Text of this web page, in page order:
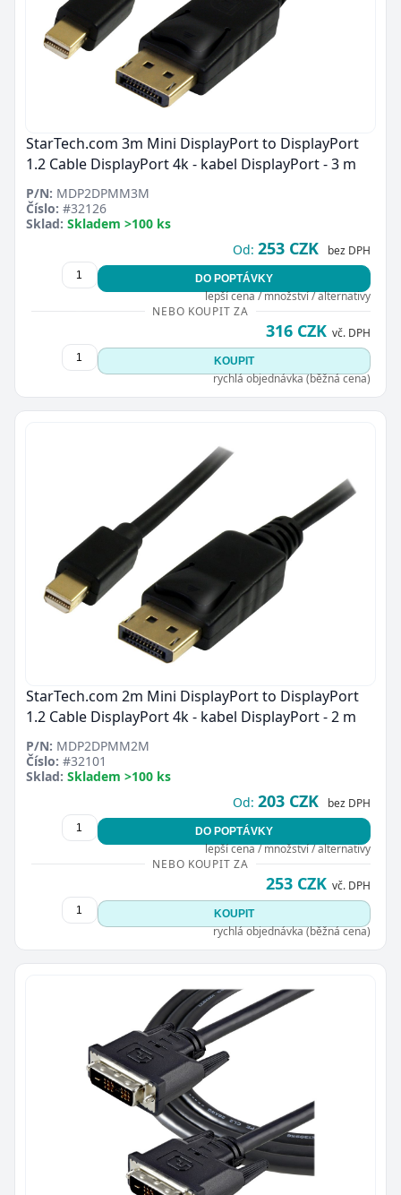
StarTech.com 3m Mini DisplayPort to DisplayPort
1.2 Cable DisplayPort 4k - kabel DisplayPort - 3 m
P/N: MDP2DPMM3M
Číslo: #32126
Sklad: Skladem >100 ks
Od: 253 CZK bez DPH
DO POPTÁVKY
lepší cena / množství / alternativy
NEBO KOUPIT ZA
316 CZK vč. DPH
KOUPIT
rychlá objednávka (běžná cena)
StarTech.com 2m Mini DisplayPort to DisplayPort
1.2 Cable DisplayPort 4k - kabel DisplayPort - 2 m
P/N: MDP2DPMM2M
Číslo: #32101
Sklad: Skladem >100 ks
Od: 203 CZK bez DPH
DO POPTÁVKY
lepší cena / množství / alternativy
NEBO KOUPIT ZA
253 CZK vč. DPH
KOUPIT
rychlá objednávka (běžná cena)